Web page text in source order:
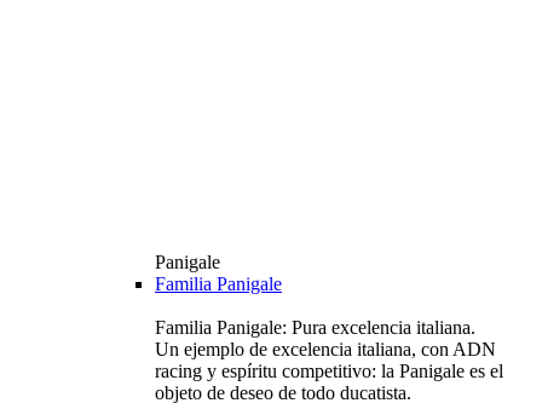
Panigale
Familia Panigale
Familia Panigale: Pura excelencia italiana.
Un ejemplo de excelencia italiana, con ADN
racing y espíritu competitivo: la Panigale es el
objeto de deseo de todo ducatista.